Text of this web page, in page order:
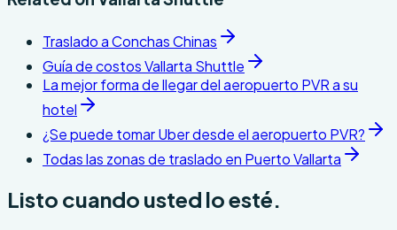
Traslado a Conchas Chinas
Guía de costos Vallarta Shuttle
La mejor forma de llegar del aeropuerto PVR a su
hotel
¿Se puede tomar Uber desde el aeropuerto PVR?
Todas las zonas de traslado en Puerto Vallarta
Listo cuando usted lo esté.